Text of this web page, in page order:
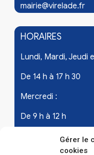
Gérer le
cookies
mairie@virelade.fr
HORAIRES
Lundi, Mardi, Jeudi
De 14 h à 17 h 30
Mercredi :
De 9 h à 12 h
Samedi - les 1er et